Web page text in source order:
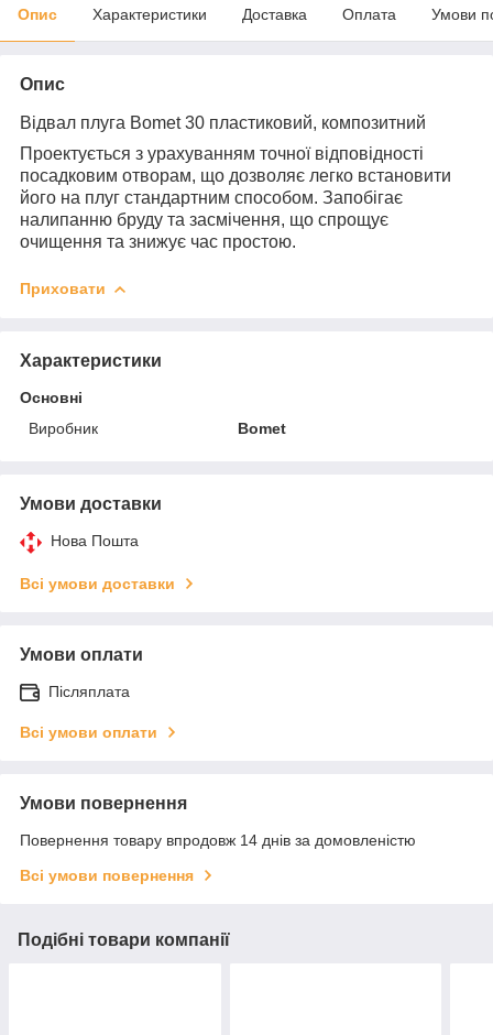
Опис Характеристики Доставка Оплата Умови
Опис
Відвал плуга Bomet 30 пластиковий, композитний
Проектується з урахуванням точної відповідності
посадковим отворам, що дозволяє легко встановити
його на плуг стандартним способом. Запобігає
налипанню бруду та засмічення, що спрощує
очищення та знижує час простою.
Приховати
Характеристики
Основні
Виробник
Bomet
Умови доставки
Нова Пошта
Всі умови доставки
Умови оплати
Післяплата
Всі умови оплати
Умови повернення
Повернення товару впродовж 14 днів за домовленістю
Всі умови повернення
Подібні товари компанії